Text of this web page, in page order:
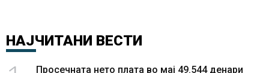
НАЈЧИТАНИ ВЕСТИ
Просечната нето плата во мај 49.544 денари